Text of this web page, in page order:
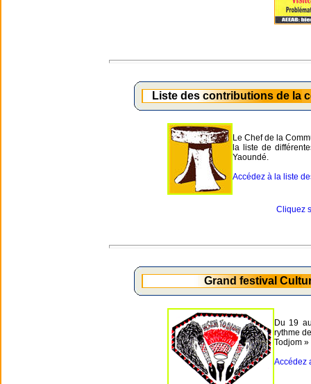
Liste des contributions de la
Le Chef de la
la liste de
Yaoundé.
Accédez à la liste
Cliquez
Grand festival
Du 19
rythme
Todjom »
Accédez